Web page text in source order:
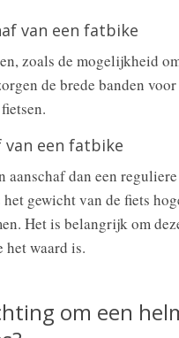
van een fatbike
zoals de mogelijkheid
de brede banden
van een fatbike
dan een
gewicht van de fiets
Het is belangrijk om
het waard is.
om een